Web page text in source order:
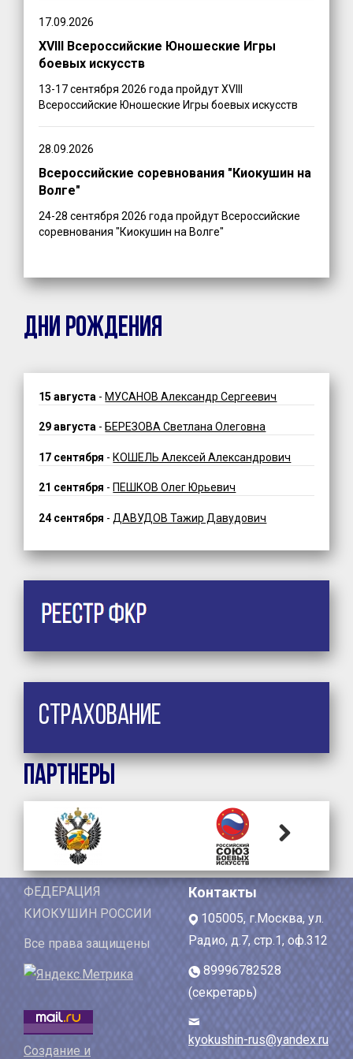
17.09.2026
XVIII Всероссийские Юношеские Игры
боевых искусств
13-17 сентября 2026 года пройдут XVIII
Всероссийские Юношеские Игры боевых искусств
28.09.2026
Всероссийские соревнования "Киокушин на
Волге"
24-28 сентября 2026 года пройдут Всероссийские
соревнования "Киокушин на Волге"
ДНИ РОЖДЕНИЯ
15 августа - МУСАНОВ Александр Сергеевич
29 августа - БЕРЕЗОВА Светлана Олеговна
17 сентября - КОШЕЛЬ Алексей Александрович
21 сентября - ПЕШКОВ Олег Юрьевич
24 сентября - ДАВУДОВ Тажир Давудович
Страхование
Партнеры
ФЕДЕРАЦИЯ
КИОКУШИН РОССИИ
Все права защищены
Создание и
Контакты
105005, г.Москва, ул.
Радио, д.7, стр.1, оф.312
89996782528
(секретарь)
kyokushin-rus@yandex.ru